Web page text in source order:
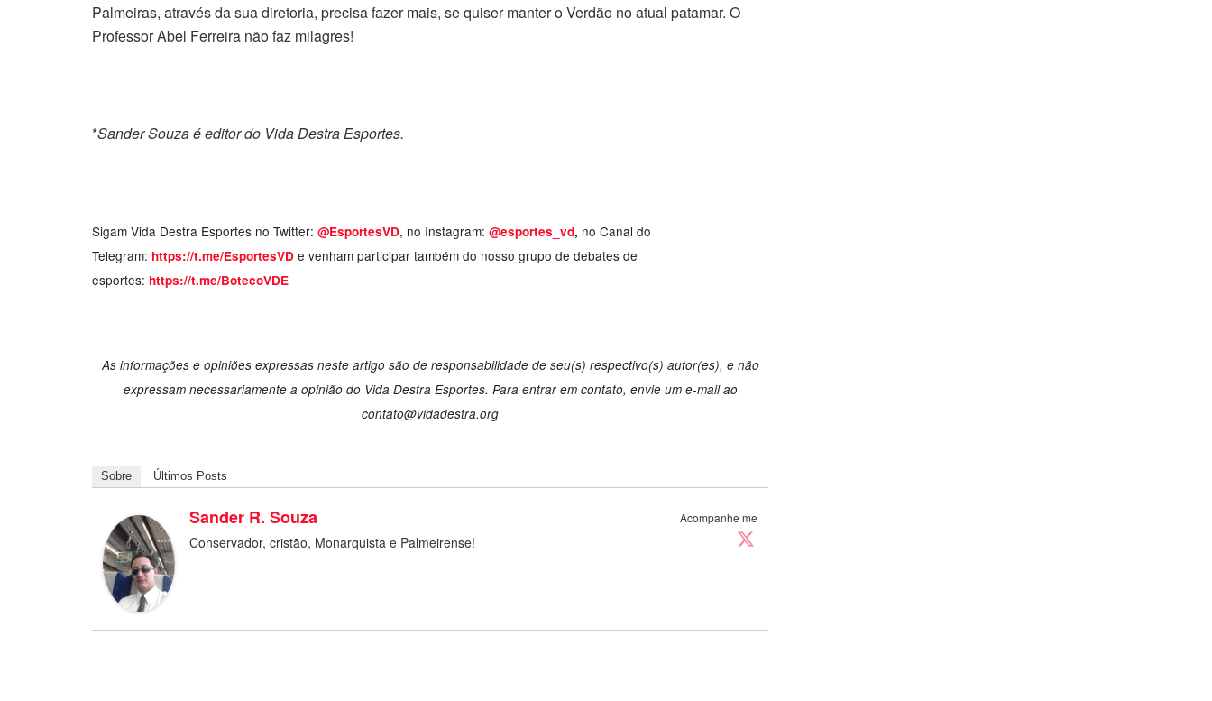
Palmeiras, através da sua diretoria, precisa fazer mais, se quiser manter o Verdão no atual patamar. O
Professor Abel Ferreira não faz milagres!
*Sander Souza é editor do Vida Destra Esportes.
Sigam Vida Destra Esportes no Twitter: @EsportesVD, no Instagram: @esportes_vd, no Canal do
Telegram: https://t.me/EsportesVD e venham participar também do nosso grupo de debates de
esportes: https://t.me/BotecoVDE
As informações e opiniões expressas neste artigo são de responsabilidade de seu(s) respectivo(s) autor(es), e não
expressam necessariamente a opinião do Vida Destra Esportes. Para entrar em contato, envie um e-mail ao
contato@vidadestra.org
Sobre Últimos Posts
Acompanhe me
Sander R. Souza
Conservador, cristão, Monarquista e Palmeirense!